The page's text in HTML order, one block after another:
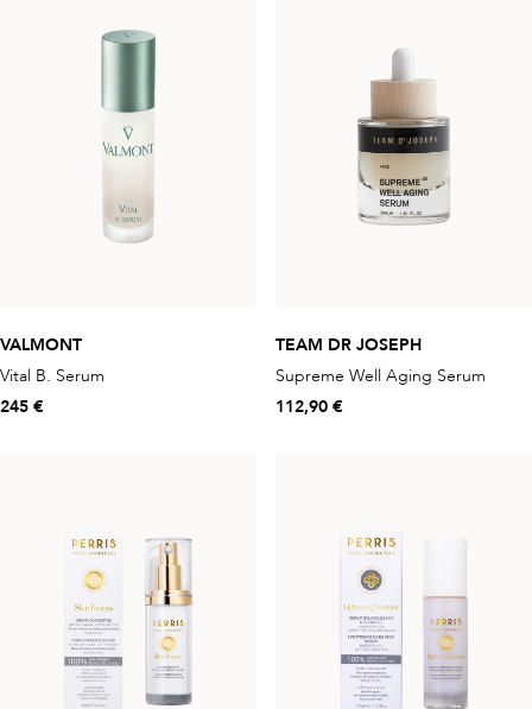
VALMONT
Vital B. Serum
245 €
TEAM DR JOSEPH
Supreme Well Aging Serum
112,90 €